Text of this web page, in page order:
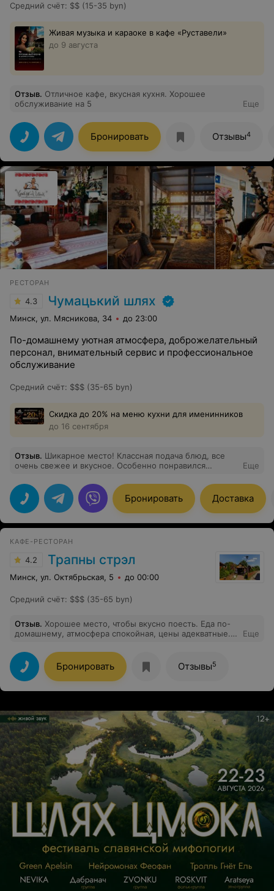
Средний счёт: $$ (15-35 byn)
Живая музыка и караоке в кафе «Руставели»
до 9 августа
Отзыв. Отличное кафе, вкусная кухня. Хорошее
обслуживание на 5
Еще
Бронировать Отзывы4
РЕСТОРАН
4.3 Чумацький шлях
Минск, ул. Мясникова, 34 до 23:00
По-домашнему уютная атмосфера, доброжелательный
персонал, внимательный сервис и профессиональное
обслуживание
Средний счёт: $$$ (35-65 byn)
Скидка до 20% на меню кухни для именинников
до 16 сентября
Отзыв. Шикарное место! Классная подача блюд, все
очень свежее и вкусное. Особенно понравился
качество полностью их оправдывает. Рекомендую
всем. Вернусь сюда снова .
Еще
Бронировать Доставка
КАФЕ-РЕСТОРАН
4.2 Трапны стрэл
Минск, ул. Октябрьская, 5 до 00:00
Средний счёт: $$$ (35-65 byn)
Отзыв. Хорошее место, чтобы вкусно поесть. Еда по-
домашнему, атмосфера спокойная, цены адекватные.
Еще
Бронировать Отзывы5